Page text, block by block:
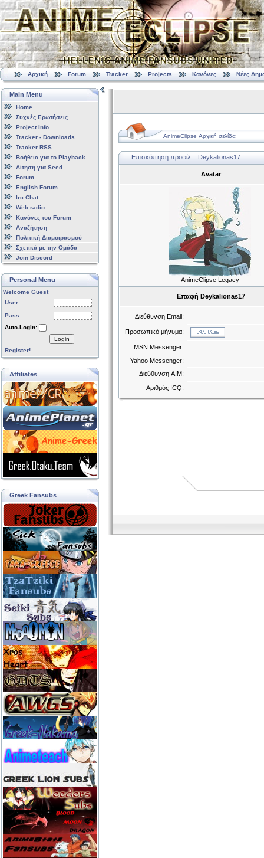
Αρχική Forum Tracker Projects Κανόνες Νέες
Main Menu
Home
Συχνές Ερωτήσεις
Project Info
Tracker - Downloads
Tracker RSS
Βοήθεια για το Playback
Αίτηση για Seed
Forum
English Forum
Irc Chat
Web radio
Κανόνες του Forum
Αναζήτηση
Πολιτική Διαμοιρασμού
Σχετικά με την Ομάδα
Join Discord
Personal Menu
Welcome Guest
User:
Pass:
Auto-Login:
Login
Register!
Affiliates
Greek Fansubs
AnimeClipse Αρχική σελίδα
Επισκόπηση προφίλ :: Deykalionas17
Avatar
AnimeClipse Legacy
Επαφή Deykalionas17
Διεύθυνση Email:
Προσωπικό μήνυμα:
MSN Messenger:
Yahoo Messenger:
Διεύθυνση AIM:
Αριθμός ICQ: